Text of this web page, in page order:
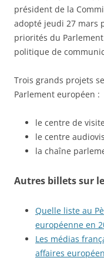
président de la
adopté jeudi 27 mars
priorités du
politique de
Trois grands projets
Parlement européen :
le centre de
le centre
la chaîne
Autres billets sur
Quelle liste au
européenne en
Les médias
affaires